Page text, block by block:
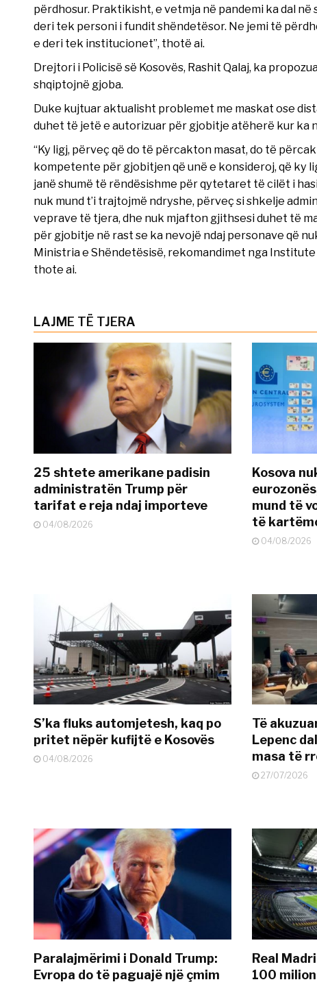
përdhosur. Praktikisht, e vetmja në pandemi ka dal
deri tek personi i fundit shëndetësor. Ne jemi të
e deri tek institucionet”, thotë ai.
Drejtori i Policisë së Kosovës, Rashit Qalaj, ka
shqiptojnë gjoba.
Duke kujtuar aktualisht problemet me maskat ose
duhet të jetë e autorizuar për gjobitje atëherë kur ka
“Ky ligj, përveç që do të përcakton masat, do të
kompetente për gjobitjen që unë e konsideroj, që ky
janë shumë të rëndësishme për qytetaret të cilët i
nuk mund t’i trajtojmë ndryshe, përveç si shkelje
veprave të tjera, dhe nuk mjafton gjithsesi duhet të
për gjobitje në rast se ka nevojë ndaj personave që
Ministria e Shëndetësisë, rekomandimet nga
thote ai.
LAJME TË TJERA
25 shtete amerikane padisin
administratën Trump për
tarifat e reja ndaj importeve
04/08/2026
Kosova
mund të
të
04/08/2026
S’ka fluks automjetesh, kaq po
pritet nëpër kufijtë e Kosovës
04/08/2026
Të
Lepenc
masa të
27/07/2026
Paralajmërimi i Donald Trump:
Evropa do të paguajë një çmim
Real
100